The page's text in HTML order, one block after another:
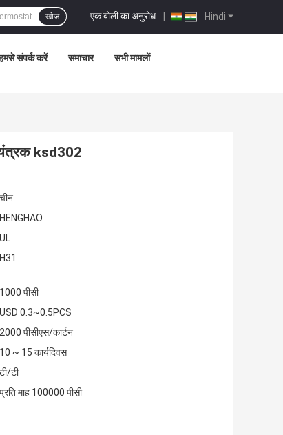
Hindi
एक बोली का अनुरोध |
खोज
संपर्क करें समाचार सभी मामलों
ksd302
चीन
HENGHAO
UL
H31
1000 पीसी
USD 0.3~0.5PCS
2000 पीसीएस/कार्टन
10 ~ 15 कार्यदिवस
टी/टी
प्रति माह 100000 पीसी